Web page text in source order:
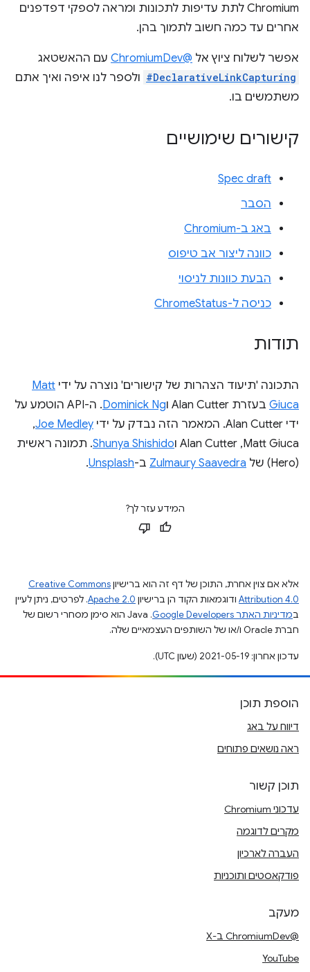
Chromium לתת עדיפות לתכונות ומראה לספקי דפדפנים
אחרים עד כמה חשוב לתמוך בהן.
אפשר לשלוח ציוץ אל @ChromiumDev עם ההאשטאג
#DeclarativeLinkCapturing ולספר לנו איפה ואיך אתם
משתמשים בו.
קישורים שימושיים
Spec draft
הסבר
באג ב-Chromium
כוונה ליצור אב טיפוס
הבעת כוונות לניסוי
כניסה ל-ChromeStatus
תודות
התכונה 'תיעוד הצהרות של קישורים' נוצרה על ידי Matt
Giuca בעזרת Alan Cutter ו Dominick Ng
. ה-API הוטמע על
ידי Alan Cutter. המאמר הזה נבדק על ידי
Joe Medley
,‏
Matt Giuca,‏ Alan Cutter ו
Shunya Shishido. תמונה ראשית
(Hero) של
Zulmaury Saavedra ב-Unsplash
.
המידע עזר לך?
אלא אם צוין אחרת, התוכן של דף זה הוא ברישיוןCreative Commons
Attribution 4.0 ודוגמאות הקוד הן ברישיון Apache 2.0. לפרטים, ניתן לעיין
במדיניות האתר Google Developers‏
.‏ Java הוא סימן מסחרי רשום של
חברת Oracle ו/או של השותפים העצמאיים שלה.
עדכון אחרון: 2021-05-19 (שעון UTC).
הוספת תוכן
דיווח על באג
ראה נושאים פתוחים
תוכן קשור
עדכוני Chromium
מקרים לדוגמה
העברה לארכיון
פודקאסטים ותוכניות
מעקב
@ChromiumDev ב-X
YouTube